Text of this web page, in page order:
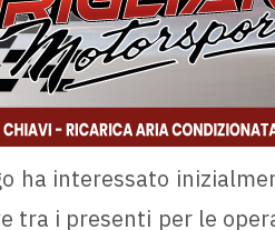
ha interessato
tra i presenti per le